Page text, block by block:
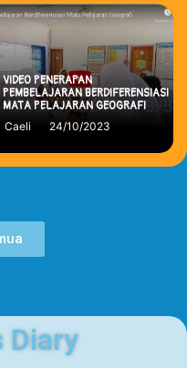
VIDEO PENERAPAN
PEMBELAJARAN BERDIFERENSIASI
MATA PELAJARAN GEOGRAFI
Caeli
24/10/2023
Diary